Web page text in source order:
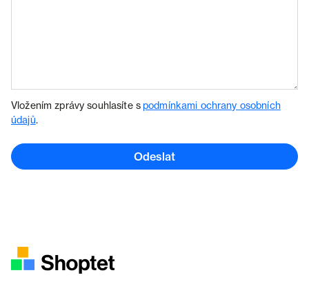
Vložením zprávy souhlasíte spodmínkami ochrany osobních
údajů.
Odeslat